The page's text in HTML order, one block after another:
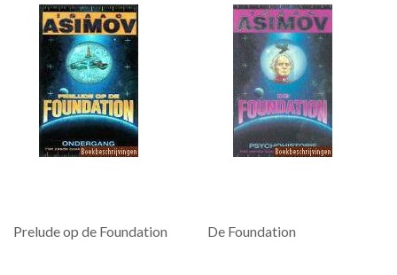
Prelude op de Foundation De Foundation